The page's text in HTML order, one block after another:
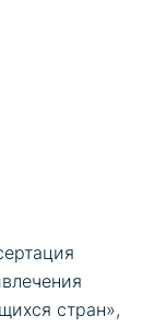
стран»,